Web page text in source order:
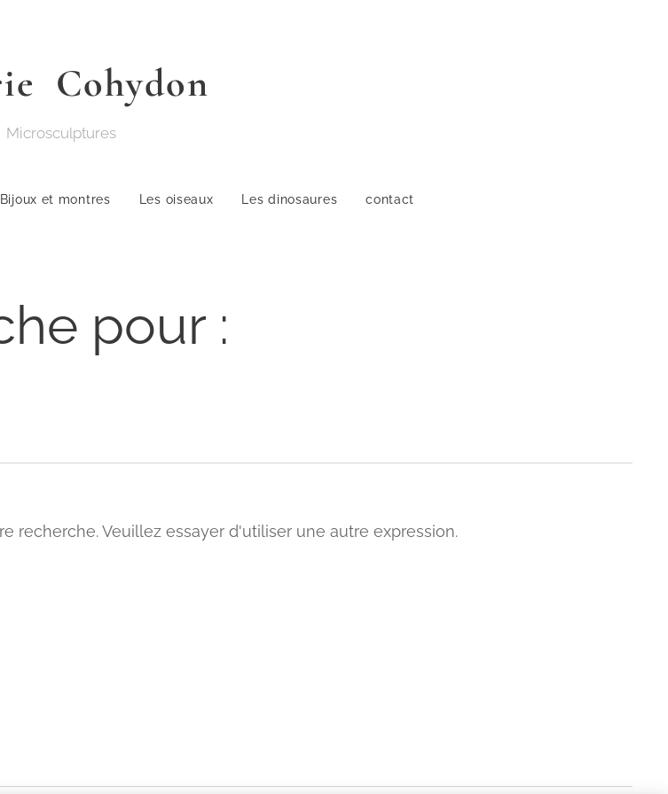
Cohydon
Bijoux et montres Les oiseaux Les dinosaures contact
pour :
recherche. Veuillez essayer d'utiliser une autre expression.